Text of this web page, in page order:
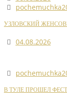
УЗЛОВСКИЙ
04.08.2026
В ТУЛЕ ПРОШЕЛ